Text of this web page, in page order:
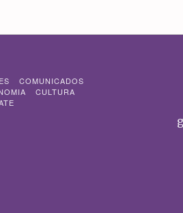
COMUNICADOS
CULTURA